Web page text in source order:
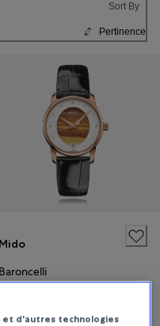
Sort By
Pertinence
Mido
Baroncelli
020 CHF
et d'autres technologies